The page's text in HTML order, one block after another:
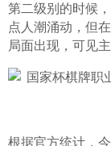
第二级别的时候
点人潮涌动，但
局面出现，可见
根据官方统计，